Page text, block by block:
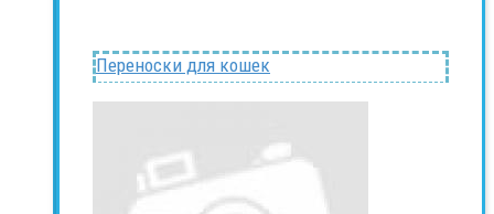
Переноски для кошек